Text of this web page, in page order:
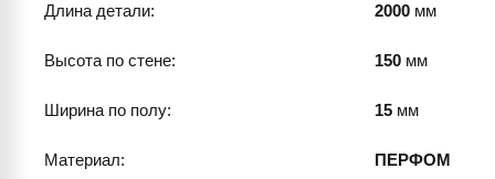
Длина детали: 2000 мм
Высота по стене: 150 мм
Ширина по полу: 15 мм
Материал: ПЕРФОМ